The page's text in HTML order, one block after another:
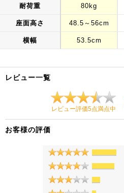
耐荷重
座面高さ
横幅
80kg
48.5～56cm
53.5cm
レビュー一覧
レビュー評価5点満点中
お客様の評価